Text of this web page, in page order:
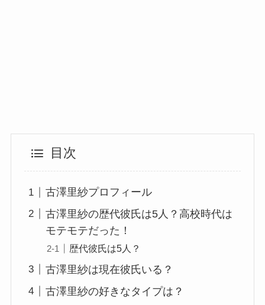
目次
古澤里紗プロフィール
古澤里紗の歴代彼氏は5人？高校時代は
モテモテだった！
歴代彼氏は5人？
古澤里紗は現在彼氏いる？
古澤里紗の好きなタイプは？